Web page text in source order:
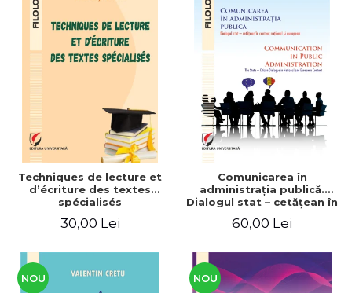
Techniques de lecture et
d’écriture des textes
spécialisés
30,00 Lei
Comunicarea în
administraţia publică.
Dialogul stat – cetăţean în
european / Communication
The state-citizen dialogue
in national and European
context
60,00 Lei
NOU NOU